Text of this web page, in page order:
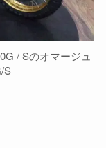
/ Sのオマージュ
S